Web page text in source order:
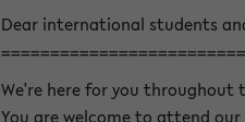
Dear international students
We're here for you throughout
You are welcome to attend our